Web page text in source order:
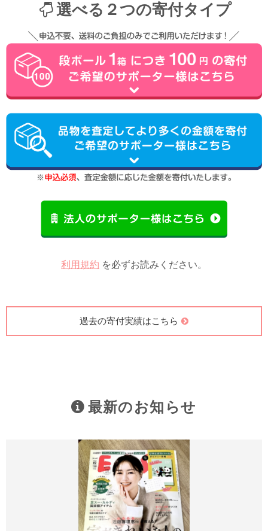
選べる２つの寄付タイプ
利用規約 を必ずお読みください。
過去の寄付実績はこちら
最新のお知らせ